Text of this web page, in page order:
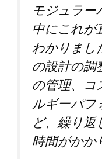
モジュラ
中にこれ
わかりまし
の設計の調
の管理、コ
ルギーパフ
ど、繰り
時間がかか